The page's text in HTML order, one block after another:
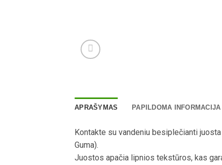
APRAŠYMAS PAPILDOMA INFORMACIJA
Kontakte su vandeniu besiplečianti
Guma).
Juostos apačia lipnios tekstūros, kas